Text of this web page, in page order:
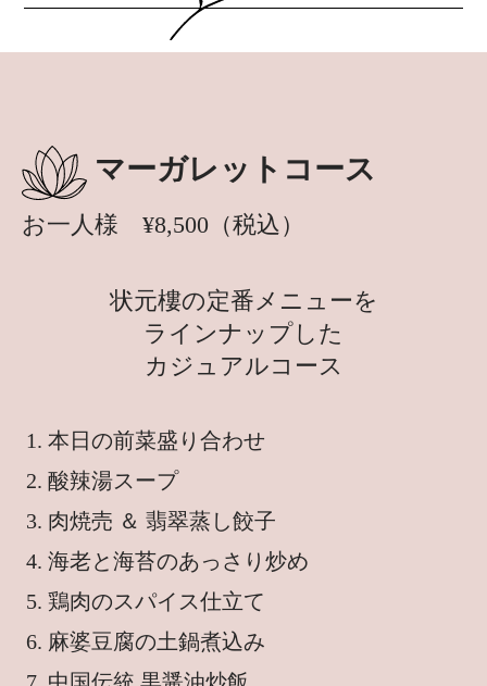
マーガレットコース
お一人様 ¥8,500（税込）
状元樓の定番メニューを
ラインナップした
カジュアルコース
本日の前菜盛り合わせ
酸辣湯スープ
肉焼売 ＆ 翡翠蒸し餃子
海老と海苔のあっさり炒め
鶏肉のスパイス仕立て
麻婆豆腐の土鍋煮込み